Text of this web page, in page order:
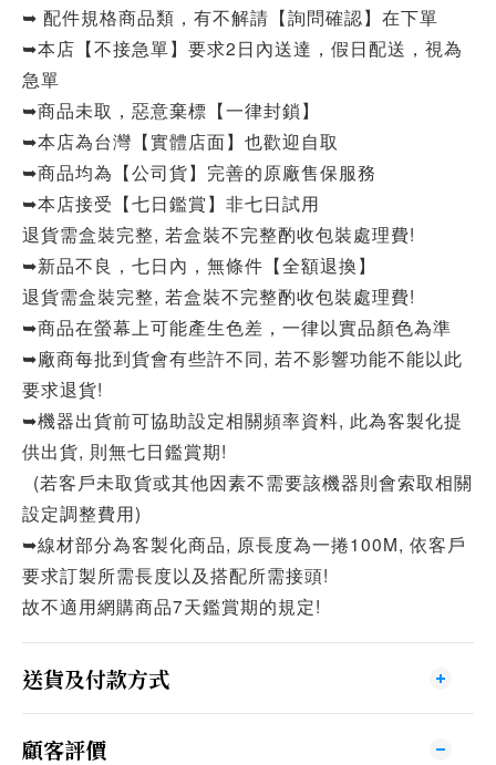
➥ 配件規格商品類，有不解請【詢問確認】在下單
➥本店【不接急單】要求2日內送達，假日配送，視為
急單
➥商品未取，惡意棄標【一律封鎖】
➥本店為台灣【實體店面】也歡迎自取
➥商品均為【公司貨】完善的原廠售保服務
➥本店接受【七日鑑賞】非七日試用
退貨需盒裝完整, 若盒裝不完整酌收包裝處理費!
➥新品不良，七日內，無條件【全額退換】
退貨需盒裝完整, 若盒裝不完整酌收包裝處理費!
➥商品在螢幕上可能產生色差，一律以實品顏色為準
➥廠商每批到貨會有些許不同, 若不影響功能不能以此
要求退貨!
➥機器出貨前可協助設定相關頻率資料, 此為客製化提
供出貨, 則無七日鑑賞期!
(若客戶未取貨或其他因素不需要該機器則會索取相關
設定調整費用)
➥線材部分為客製化商品, 原長度為一捲100M, 依客戶
要求訂製所需長度以及搭配所需接頭!
故不適用網購商品7天鑑賞期的規定!
送貨及付款方式
顧客評價